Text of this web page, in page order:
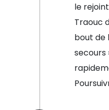
le
Traouc
bout de
secours